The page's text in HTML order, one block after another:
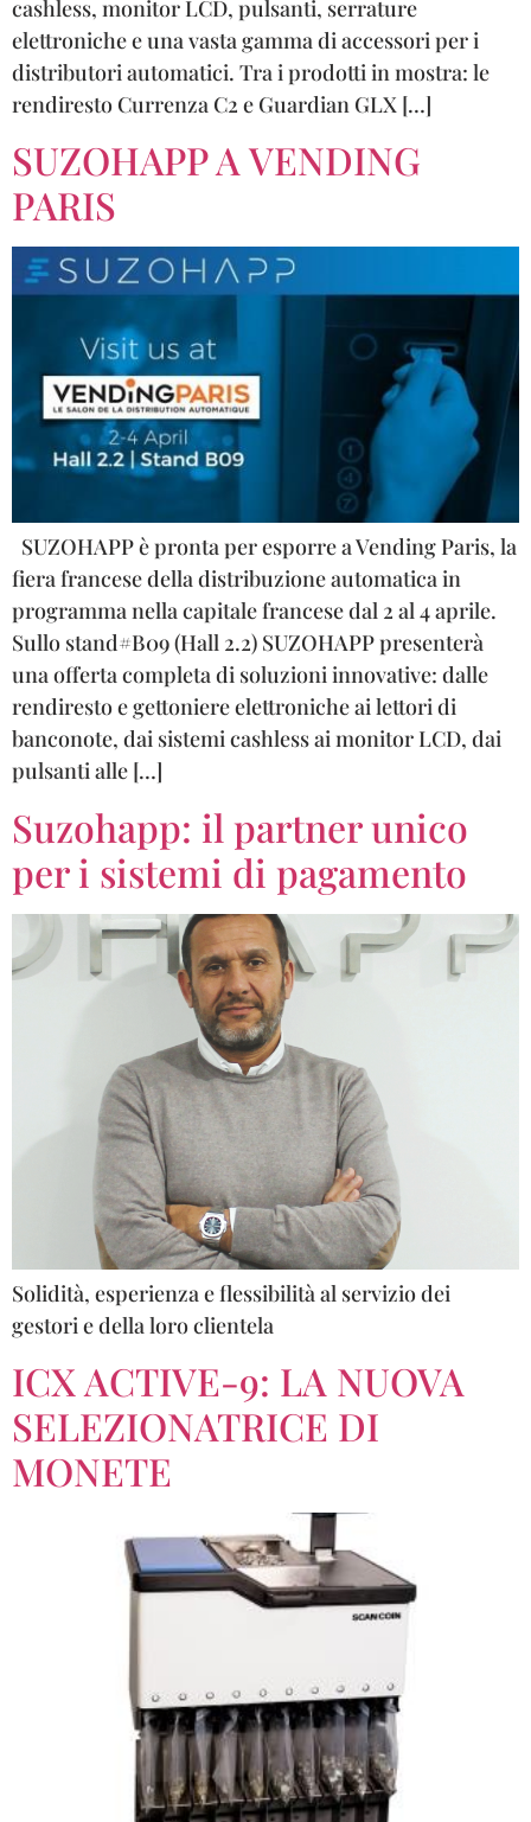
cashless, monitor LCD, pulsanti, serrature
elettroniche e una vasta gamma di accessori per i
distributori automatici. Tra i prodotti in mostra: le
rendiresto Currenza C2 e Guardian GLX […]
SUZOHAPP A VENDING
PARIS
SUZOHAPP è pronta per esporre a Vending Paris, la
fiera francese della distribuzione automatica in
programma nella capitale francese dal 2 al 4 aprile.
Sullo stand#B09 (Hall 2.2) SUZOHAPP presenterà
una offerta completa di soluzioni innovative: dalle
rendiresto e gettoniere elettroniche ai lettori di
banconote, dai sistemi cashless ai monitor LCD, dai
pulsanti alle […]
Suzohapp: il partner unico
per i sistemi di pagamento
Solidità, esperienza e flessibilità al servizio dei
gestori e della loro clientela
ICX ACTIVE-9: LA NUOVA
SELEZIONATRICE DI
MONETE